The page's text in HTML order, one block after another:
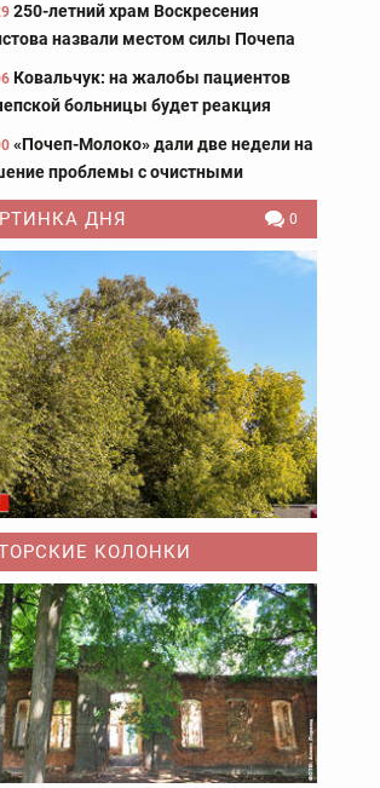
250-летний храм Воскресения
назвали местом силы Почепа
Ковальчук: на жалобы пациентов
больницы будет реакция
«Почеп-Молоко» дали две недели на
проблемы с очистными
ДНЯ 0
КОЛОНКИ